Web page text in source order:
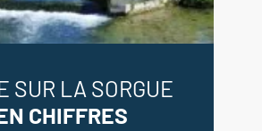
SUR LA SORGUE
CHIFFRES